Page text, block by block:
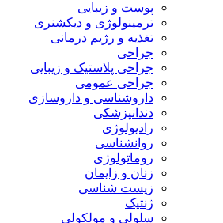
پوست و زیبایی
ترمینولوژی و دیکشنری
تغذیه و رژیم درمانی
جراحی
جراحی پلاستیک و زیبایی
جراحی عمومی
داروشناسی و داروسازی
دندانپزشکی
رادیولوژی
روانشناسی
روماتولوژی
زنان و زایمان
زیست شناسی
ژنتیک
سلولی و مولکولی